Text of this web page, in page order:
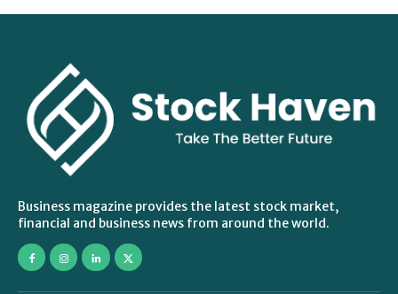
Business magazine provides the latest stock market,
financial and business news from around the world.